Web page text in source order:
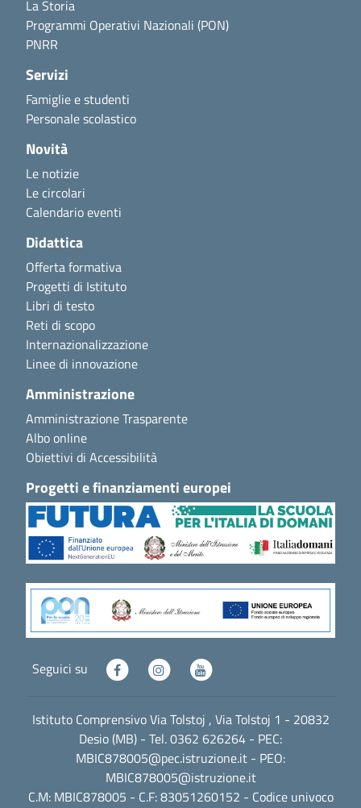
La Storia
Programmi Operativi Nazionali (PON)
PNRR
Servizi
Famiglie e studenti
Personale scolastico
Novità
Le notizie
Le circolari
Calendario eventi
Didattica
Offerta formativa
Progetti di Istituto
Libri di testo
Reti di scopo
Internazionalizzazione
Linee di innovazione
Amministrazione
Amministrazione Trasparente
Albo online
Obiettivi di Accessibilità
Progetti e finanziamenti europei
Seguici su
Istituto Comprensivo Via Tolstoj , Via Tolstoj 1 - 20832
Desio (MB) - Tel. 0362 626264 - PEC:
MBIC878005@pec.istruzione.it - PEO:
MBIC878005@istruzione.it
C.M: MBIC878005 - C.F: 83051260152 - Codice univoco